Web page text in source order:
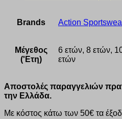
Brands Action
Μέγεθος
('Ετη)
6 ετών, 8 ετών,
ετών
Αποστολές παραγγελιών
την Ελλάδα.
Με κόστος κάτω των 50€ τα